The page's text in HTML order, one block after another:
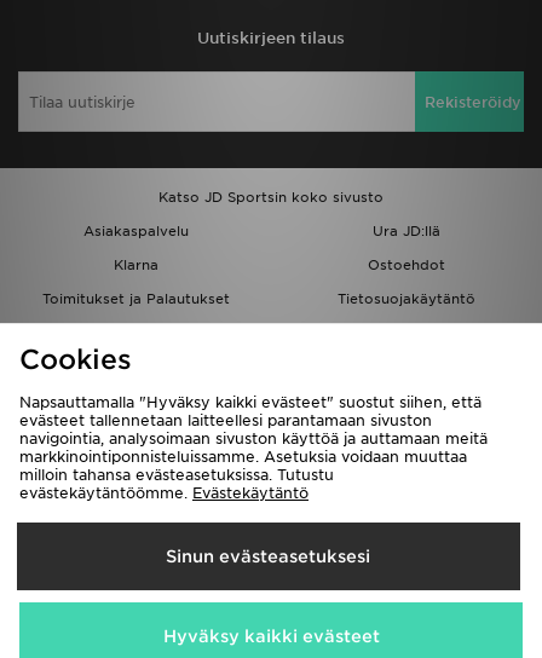
Uutiskirjeen tilaus
Rekisteröidy
Katso JD Sportsin koko sivusto
Asiakaspalvelu
Ura JD:llä
Klarna
Ostoehdot
Toimitukset ja Palautukset
Tietosuojakäytäntö
Löydä myymälä
Kumppanuusohjelma
JD Blog
Toimitetaan
Suomi
Me hyväksymme seuraavat maksutavat
Cookies
Napsauttamalla "Hyväksy kaikki evästeet" suostut siihen, että
evästeet tallennetaan laitteellesi parantamaan sivuston
navigointia, analysoimaan sivuston käyttöä ja auttamaan meitä
markkinointiponnisteluissamme. Asetuksia voidaan muuttaa
milloin tahansa evästeasetuksissa. Tutustu
evästekäytäntöömme. Evästekäytäntö
Sinun evästeasetuksesi
Hyväksy kaikki evästeet